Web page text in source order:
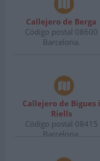
Callejero de Berga
Código postal 08600
Barcelona.
Callejero de Bigues i
Riells
Código postal 08415
Barcelona.